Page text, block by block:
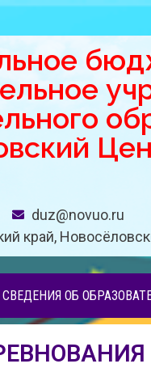
duz@novuo.ru
край,
СВЕДЕНИЯ ОБ